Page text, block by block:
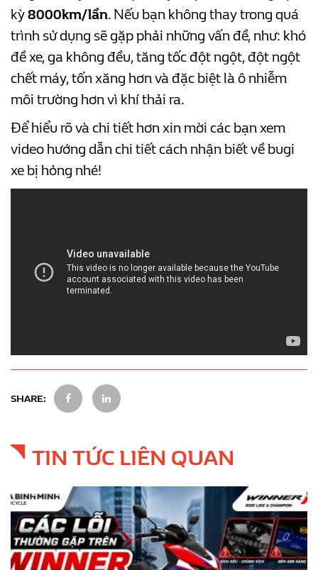
kỳ8000km/lần. Nếu bạn không thay trong quá
trình sử dụng sẽ gặp phải những vấn đề, như: khó
đề xe, ga không đều, tăng tốc đột ngột, đột ngột
chết máy, tốn xăng hơn và đặc biệt là ô nhiễm
môi trường hơn vì khí thải ra.
Để hiểu rõ và chi tiết hơn xin mời các bạn xem
video hướng dẫn chi tiết cách nhận biết về bugi
xe bị hỏng nhé!
SHARE:
TIN TỨC LIÊN QUAN